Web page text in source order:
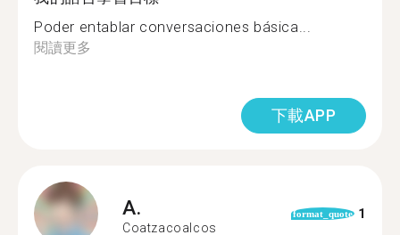
Poder entablar conversaciones básica...
閱讀更多
下載APP
A.
Coatzacoalcos
format_quote 1